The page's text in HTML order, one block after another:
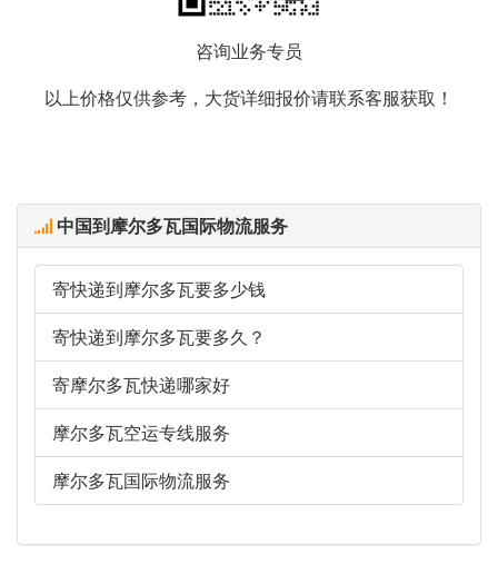
咨询业务专员
以上价格仅供参考，大货详细报价请联系客服获取！
中国到摩尔多瓦国际物流服务
寄快递到摩尔多瓦要多少钱
寄快递到摩尔多瓦要多久？
寄摩尔多瓦快递哪家好
摩尔多瓦空运专线服务
摩尔多瓦国际物流服务